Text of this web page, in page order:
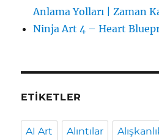
Anlama Yolları | Zaman
Ninja Art 4 – Heart
ETIKETLER
AI Art Alıntılar